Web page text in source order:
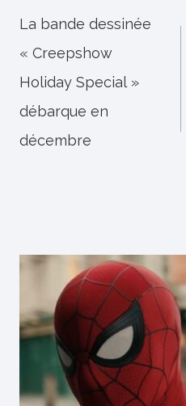
de
l’article
La bande dessinée
« Creepshow
Holiday Special »
débarque en
décembre